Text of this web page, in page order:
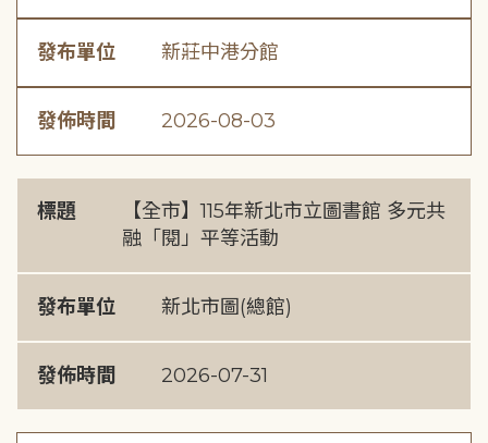
發布單位 新莊中港分館
發佈時間 2026-08-03
標題
【全市】115年新北市立圖書館 多元共
融「閱」平等活動
發布單位 新北市圖(總館)
發佈時間 2026-07-31